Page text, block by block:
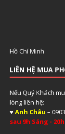
Hồ Chí Minh
LIÊN HỆ MUA
Nếu Quý Khách
lòng liên hệ:
♥ Anh Châu –
sau 9h Sáng -